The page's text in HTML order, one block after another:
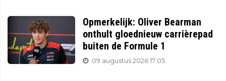
Opmerkelijk: Oliver Bearman
onthult gloednieuw carrièrepad
buiten de Formule 1
09 augustus 2026 17:05